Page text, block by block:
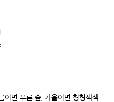
이면 푸른 숲, 가을이면 형형색색